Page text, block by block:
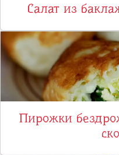
Салат из
Пирожки